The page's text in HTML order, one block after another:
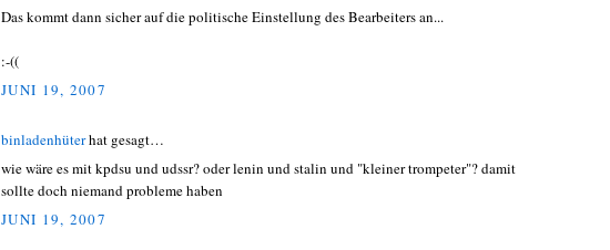
Das kommt dann sicher auf die politische Einstellung des Bearbeiters an...
:-((
JUNI 19, 2007
binladenhüterhat gesagt…
wie wäre es mit kpdsu und udssr? oder lenin und stalin und "kleiner trompeter"? damit
sollte doch niemand probleme haben
JUNI 19, 2007